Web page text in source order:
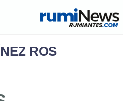
ROS